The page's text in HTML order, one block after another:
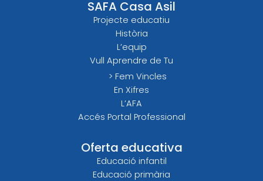
SAFA Casa Asil
Projecte educatiu
Història
L’equip
Vull Aprendre de Tu
> Fem Vincles
En Xifres
L’AFA
Accés Portal Professional
Oferta educativa
Educació infantil
Educació primària